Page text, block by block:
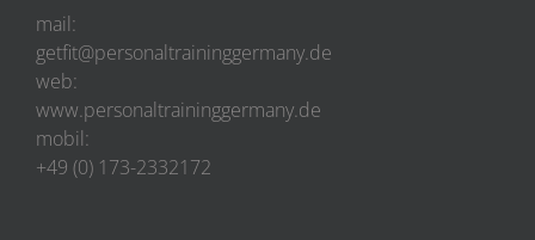
mail:
getfit@personaltraininggermany.de
web:
www.personaltraininggermany.de
mobil:
+49 (0) 173-2332172